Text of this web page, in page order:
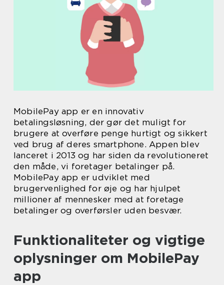
MobilePay app er en innovativ
betalingsløsning, der gør det muligt for
brugere at overføre penge hurtigt og sikkert
ved brug af deres smartphone. Appen blev
lanceret i 2013 og har siden da revolutioneret
den måde, vi foretager betalinger på.
MobilePay app er udviklet med
brugervenlighed for øje og har hjulpet
millioner af mennesker med at foretage
betalinger og overførsler uden besvær.
Funktionaliteter og vigtige
oplysninger om MobilePay
app